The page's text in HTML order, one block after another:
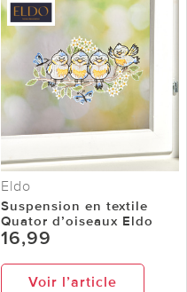
Eldo
Suspension en textile
Quator d’oiseaux Eldo
16,99
Voir l’article